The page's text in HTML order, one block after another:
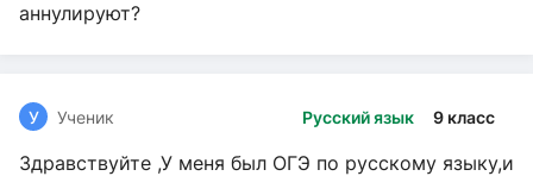
аннулируют?
Русский язык 9 класс
У Ученик
Здравствуйте ,У меня был ОГЭ по русскому языку,и